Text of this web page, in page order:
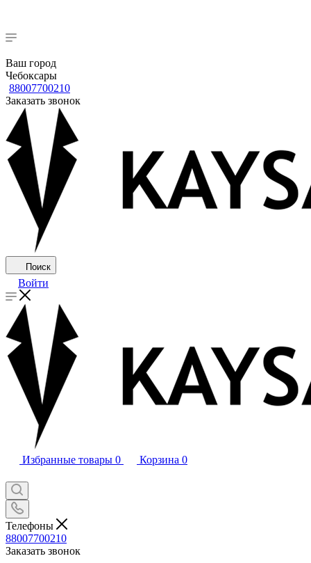
Ваш город
Чебоксары
88007700210
Заказать звонок
Поиск
Войти
Избранные товары 0 Корзина 0
Телефоны
88007700210
Заказать звонок